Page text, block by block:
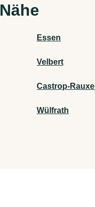
Essen
Velbert
Castrop-Rauxel
Wülfrath